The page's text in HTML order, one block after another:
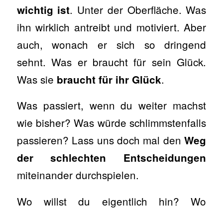
wichtig ist. Unter der Oberfläche. Was
ihn wirklich antreibt und motiviert. Aber
auch, wonach er sich so dringend
sehnt. Was er braucht für sein Glück.
Was sie braucht für ihr Glück.
Was passiert, wenn du weiter machst
wie bisher? Was würde schlimmstenfalls
passieren? Lass uns doch mal denWeg
der schlechten Entscheidungen
miteinander durchspielen.
Wo willst du eigentlich hin? Wo